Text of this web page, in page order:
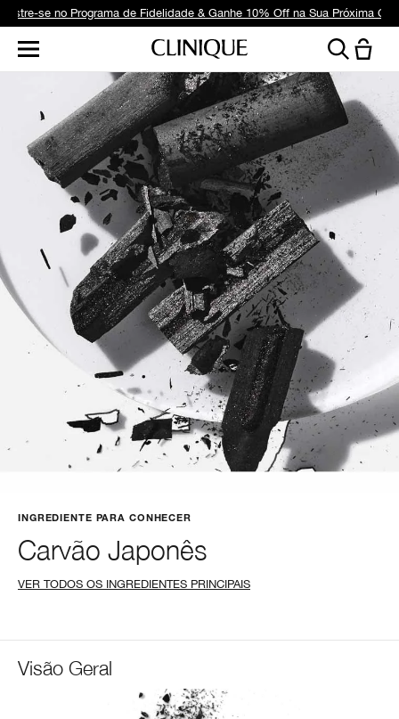
se no Programa de Fidelidade & Ganhe 10% Off na Sua Próxima
INGREDIENTE PARA CONHECER
Carvão Japonês
VER TODOS OS INGREDIENTES PRINCIPAIS
Visão Geral